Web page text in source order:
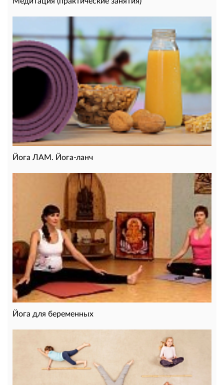
Йога ЛАМ. Йога-ланч
Йога для беременных